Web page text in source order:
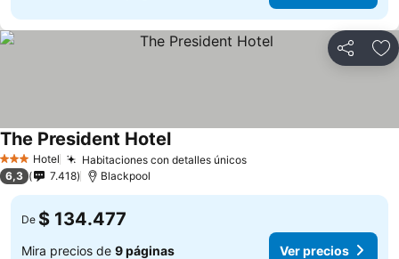
Compartir
3 Estrellas
Hotel Habitaciones con detalles únicos
The President Hotel
6,3 7.418 Blackpool
De $ 134.477
Mira precios de 9 páginas Ver precios